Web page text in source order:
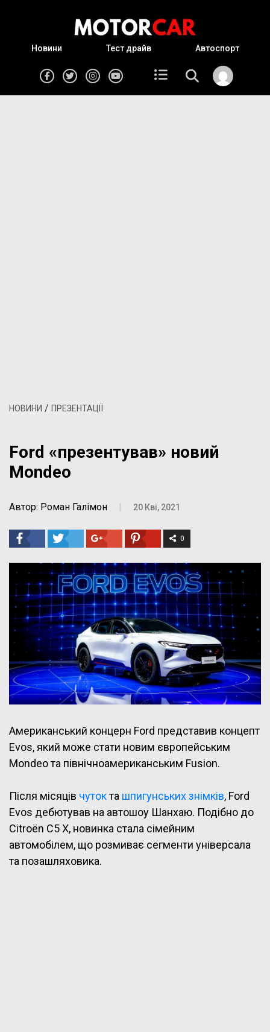
Новини Тест драйв Автоспорт
НОВИНИ / ПРЕЗЕНТАЦІЇ
Ford «презентував» новий
Mondeo
Автор: Роман Галімон | 20 Кві, 2021
0
Американський концерн Ford представив концепт
Evos, який може стати новим європейським
Mondeo та північноамериканським Fusion.
Після місяців чутокта шпигунських знімків, Ford
Evos дебютував на автошоу Шанхаю. Подібно до
Citroën C5 X, новинка стала сімейним
автомобілем, що розмиває сегменти універсала
та позашляховика.